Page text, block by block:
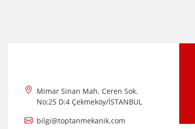
Mimar Sinan Mah. Ceren Sok.
No:25 D:4 Çekmeköy/İSTANBUL
bilgi@toptanmekanik.com